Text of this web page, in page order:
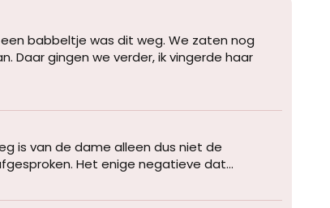
babbeltje was dit weg. We zaten nog
Daar gingen we verder, ik vingerde haar
is van de dame alleen dus niet de
Het enige negatieve dat...